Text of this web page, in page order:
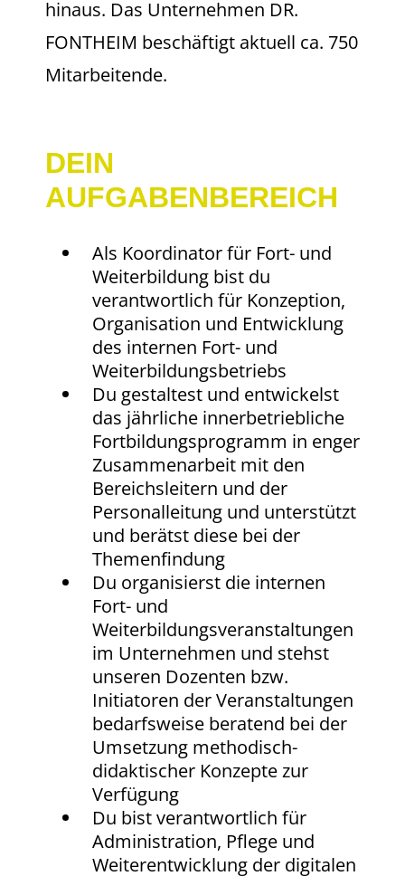
hinaus. Das Unternehmen DR.
FONTHEIM beschäftigt aktuell ca. 750
Mitarbeitende.
DEIN
AUFGABENBEREICH
Als Koordinator für Fort- und
Weiterbildung bist du
verantwortlich für Konzeption,
Organisation und Entwicklung
des internen Fort- und
Weiterbildungsbetriebs
Du gestaltest und entwickelst
das jährliche innerbetriebliche
Fortbildungsprogramm in enger
Zusammenarbeit mit den
Bereichsleitern und der
Personalleitung und unterstützt
und berätst diese bei der
Themenfindung
Du organisierst die internen
Fort- und
Weiterbildungsveranstaltungen
im Unternehmen und stehst
unseren Dozenten bzw.
Initiatoren der Veranstaltungen
bedarfsweise beratend bei der
Umsetzung methodisch-
didaktischer Konzepte zur
Verfügung
Du bist verantwortlich für
Administration, Pflege und
Weiterentwicklung der digitalen